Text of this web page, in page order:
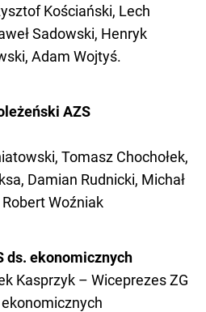
Kościański, Lech
Sadowski, Henryk
Adam Wojtyś.
AZS
Tomasz Chochołek,
Damian Rudnicki, Michał
Woźniak
ds. ekonomicznych
Kasprzyk – Wiceprezes ZG